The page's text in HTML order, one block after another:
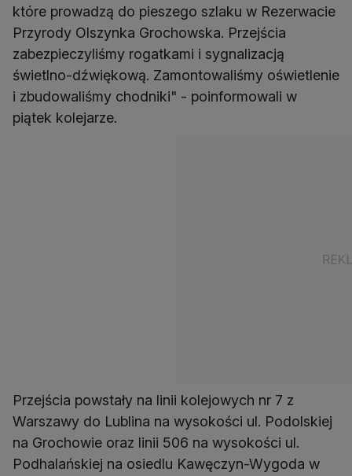
które prowadzą do pieszego szlaku w Rezerwacie
Przyrody Olszynka Grochowska. Przejścia
zabezpieczyliśmy rogatkami i sygnalizacją
świetlno-dźwiękową. Zamontowaliśmy oświetlenie
i zbudowaliśmy chodniki" - poinformowali w
piątek kolejarze.
Przejścia powstały na linii kolejowych nr 7 z
Warszawy do Lublina na wysokości ul. Podolskiej
na Grochowie oraz linii 506 na wysokości ul.
Podhalańskiej na osiedlu Kawęczyn-Wygoda w